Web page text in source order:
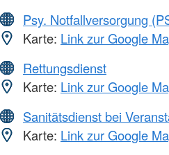
Psy. Notfallversorgung
Karte: Link zur Google
Rettungsdienst
Karte: Link zur Google
Sanitätsdienst bei
Karte: Link zur Google